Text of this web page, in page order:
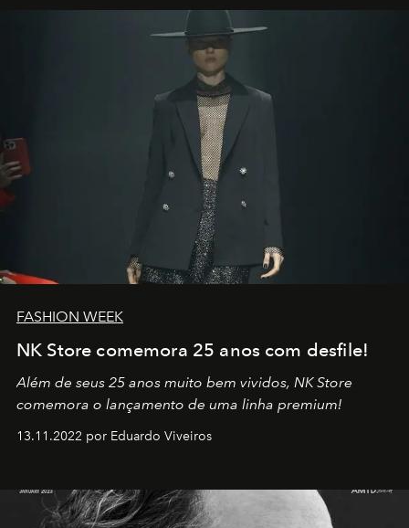
por propósitos, com um claro senso de missão na vida e
FASHION WEEK
NK Store comemora 25 anos com desfile!
Além de seus 25 anos muito bem vividos, NK Store
comemora o lançamento de uma linha premium!
13.11.2022 por Eduardo Viveiros